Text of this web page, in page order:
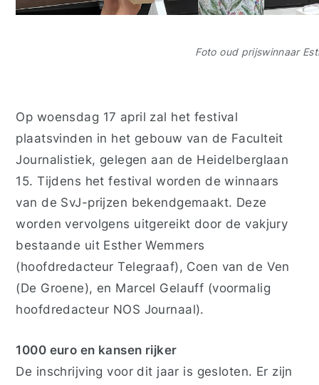
Foto oud prijswinnaar
Op woensdag 17 april zal het festival
plaatsvinden in het gebouw van de Faculteit
Journalistiek, gelegen aan de Heidelberglaan
15. Tijdens het festival worden de winnaars
van de SvJ-prijzen bekendgemaakt. Deze
worden vervolgens uitgereikt door de vakjury
bestaande uit Esther Wemmers
(hoofdredacteur Telegraaf), Coen van de Ven
(De Groene), en Marcel Gelauff (voormalig
hoofdredacteur NOS Journaal).
1000 euro en kansen rijker
De inschrijving voor dit jaar is gesloten. Er zijn